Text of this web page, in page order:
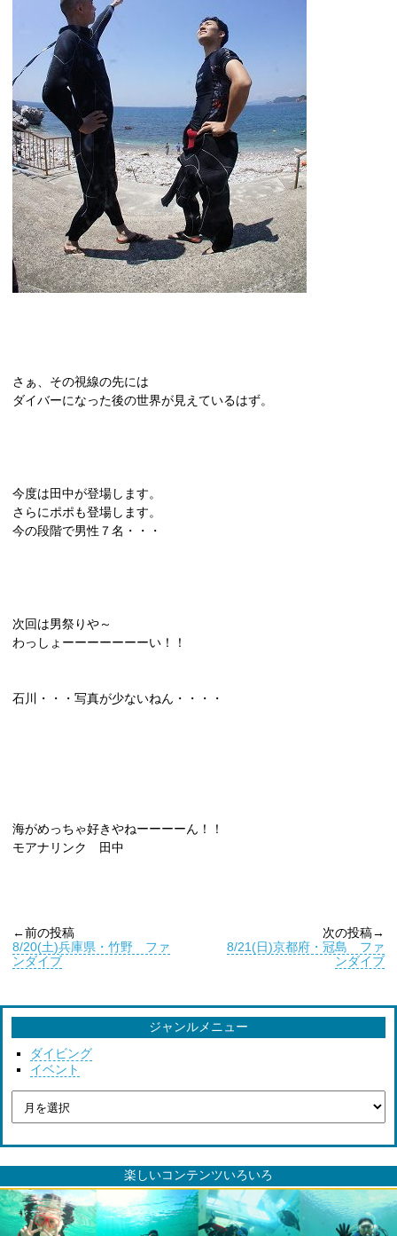
さぁ、その視線の先には
ダイバーになった後の世界が見えているはず。
今度は田中が登場します。
さらにポポも登場します。
今の段階で男性７名・・・
次回は男祭りや～
わっしょーーーーーーーい！！
石川・・・写真が少ないねん・・・・
海がめっちゃ好きやねーーーーん！！
モアナリンク 田中
←前の投稿
8/20(土)兵庫県・竹野 ファ
ンダイブ
次の投稿→
8/21(日)京都府・冠島 ファ
ンダイブ
ジャンルメニュー
ダイビング
イベント
楽しいコンテンツいろいろ